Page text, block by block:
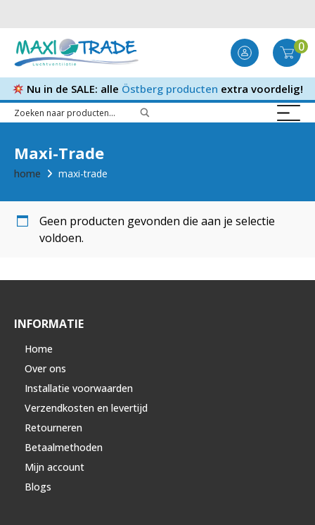
0
Nu in de SALE: alle Östberg producten extra voordelig!
Maxi-Trade
home maxi-trade
Geen producten gevonden die aan je selectie
voldoen.
INFORMATIE
Home
Over ons
Installatie voorwaarden
Verzendkosten en levertijd
Retourneren
Betaalmethoden
Mijn account
Blogs